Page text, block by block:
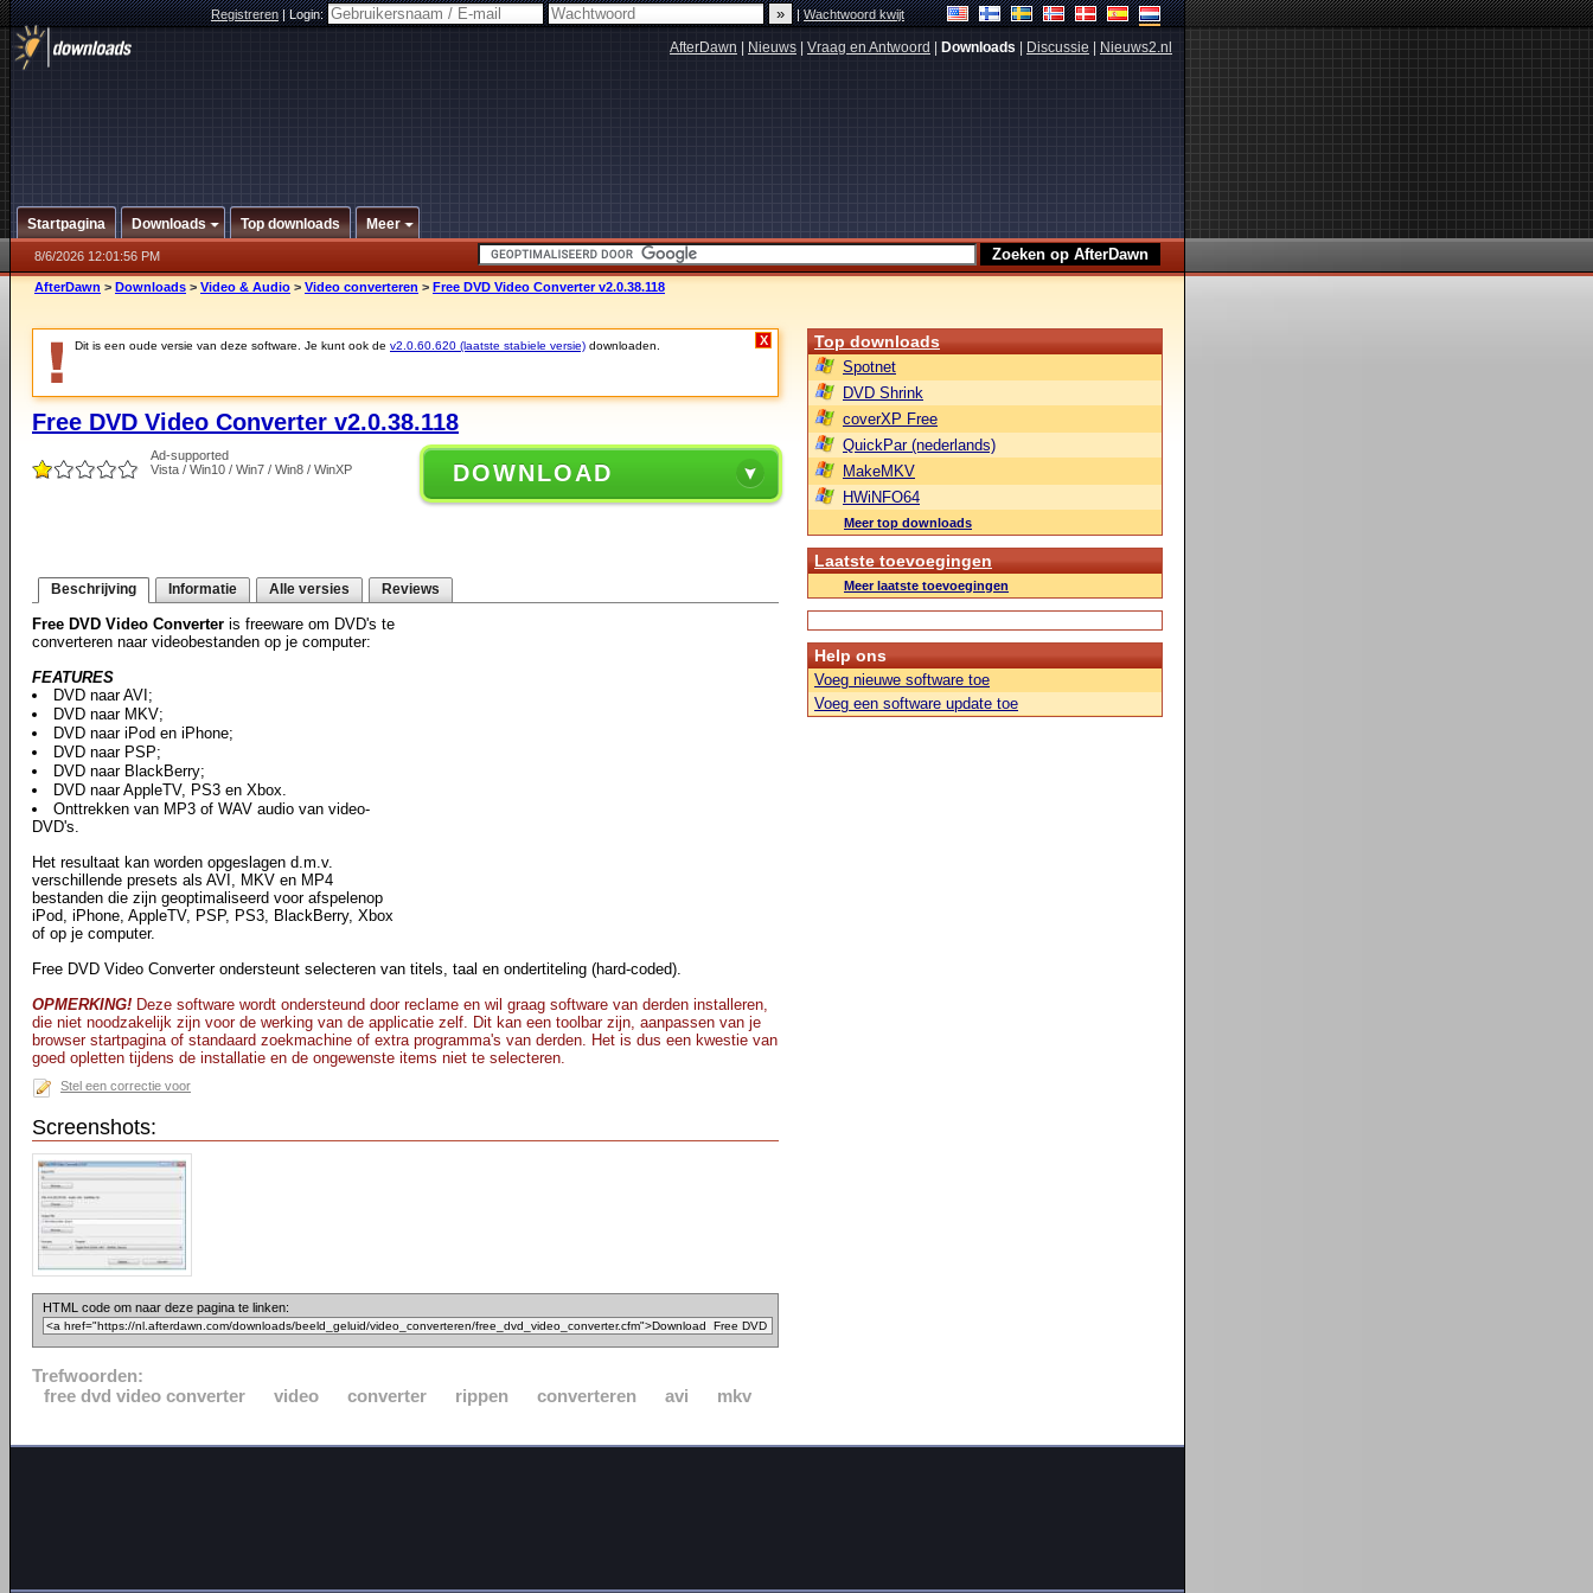
Registreren|Login: |Wachtwoord kwijt
AfterDawn Nieuws Vraag en Antwoord Downloads Discussie Nieuws2.nl
Startpagina Downloads Top downloads Meer
8/6/2026 12:01:56 PM
AfterDawn > Downloads > Video & Audio > Video converteren > Free DVD Video Converter v2.0.38.118
Dit is een oude versie van deze software. Je kunt ook de v2.0.60.620 (laatste stabiele versie) downloaden. X
Free DVD Video Converter v2.0.38.118
Ad-supported
Vista / Win10 / Win7 / Win8 / WinXP
DOWNLOAD
Beschrijving Informatie Alle versies Reviews
Free DVD Video Converter is freeware om DVD's te
converteren naar videobestanden op je computer:
FEATURES
DVD naar AVI;
DVD naar MKV;
DVD naar iPod en iPhone;
DVD naar PSP;
DVD naar BlackBerry;
DVD naar AppleTV, PS3 en Xbox.
Onttrekken van MP3 of WAV audio van video-
DVD's.
Het resultaat kan worden opgeslagen d.m.v.
verschillende presets als AVI, MKV en MP4
bestanden die zijn geoptimaliseerd voor afspelenop
iPod, iPhone, AppleTV, PSP, PS3, BlackBerry, Xbox
of op je computer.
Free DVD Video Converter ondersteunt selecteren van titels, taal en ondertiteling (hard-coded).
OPMERKING! Deze software wordt ondersteund door reclame en wil graag software van derden installeren,
die niet noodzakelijk zijn voor de werking van de applicatie zelf. Dit kan een toolbar zijn, aanpassen van je
browser startpagina of standaard zoekmachine of extra programma's van derden. Het is dus een kwestie van
goed opletten tijdens de installatie en de ongewenste items niet te selecteren.
Stel een correctie voor
Screenshots:
HTML code om naar deze pagina te linken:
Trefwoorden:
free dvd video converter
video converter rippen converteren avi mkv
Top downloads
Spotnet
DVD Shrink
coverXP Free
QuickPar (nederlands)
MakeMKV
HWiNFO64
Meer top downloads
Laatste toevoegingen
Meer laatste toevoegingen
Help ons
Voeg nieuwe software toe
Voeg een software update toe